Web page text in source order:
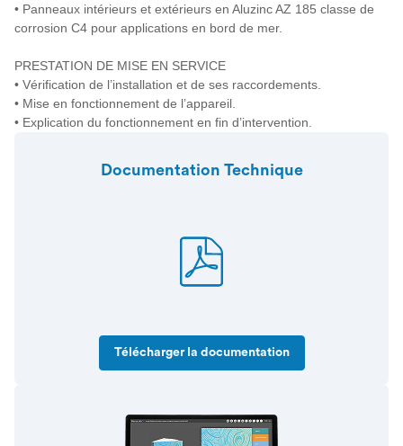
• Panneaux intérieurs et extérieurs en Aluzinc AZ 185 classe de
corrosion C4 pour applications en bord de mer.
PRESTATION DE MISE EN SERVICE
• Vérification de l’installation et de ses raccordements.
• Mise en fonctionnement de l’appareil.
• Explication du fonctionnement en fin d’intervention.
Documentation Technique
Télécharger la documentation